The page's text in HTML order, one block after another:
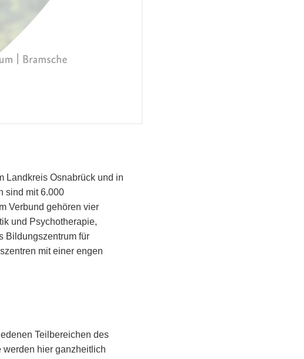
Landkreis Osnabrück und in
sind mit 6.000
Verbund gehören vier
und Psychotherapie,
Bildungszentrum für
mit einer engen
Teilbereichen des
hier ganzheitlich